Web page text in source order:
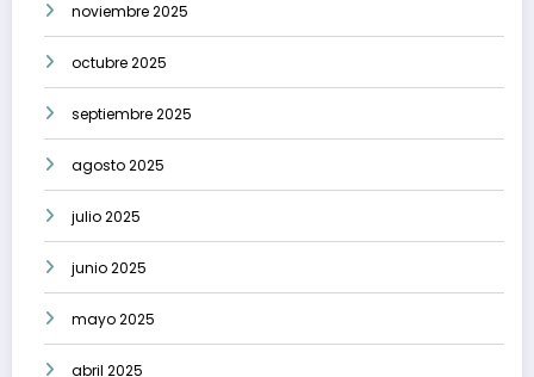
noviembre 2025
octubre 2025
septiembre 2025
agosto 2025
julio 2025
junio 2025
mayo 2025
abril 2025